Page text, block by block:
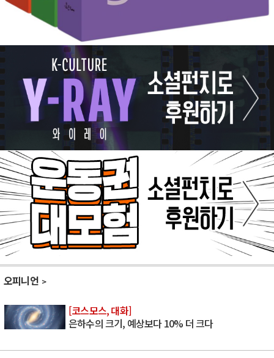
오피니언
[코스모스, 대화]
은하수의 크기, 예상보다 10% 더 크다